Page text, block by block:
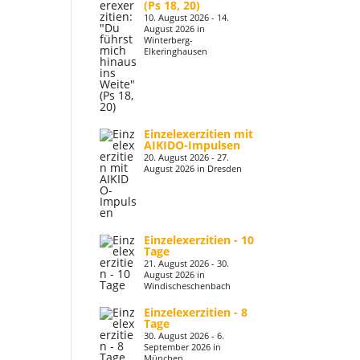
(Ps 18, 20)
10. August 2026 - 14.
August 2026 in
Winterberg-
Elkeringhausen
Einzelexerzitien mit
AIKIDO-Impulsen
20. August 2026 - 27.
August 2026 in Dresden
Einzelexerzitien - 10
Tage
21. August 2026 - 30.
August 2026 in
Windischeschenbach
Einzelexerzitien - 8
Tage
30. August 2026 - 6.
September 2026 in